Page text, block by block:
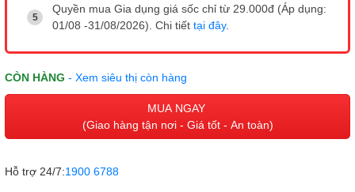
Quyền mua Gia dụng giá sốc chỉ từ 29.000đ (Áp dụng:
01/08 -31/08/2026). Chi tiết tại đây.
CÒN HÀNG - Xem siêu thị còn hàng
MUA NGAY
(Giao hàng tận nơi - Giá tốt - An toàn)
Hỗ trợ 24/7:1900 6788